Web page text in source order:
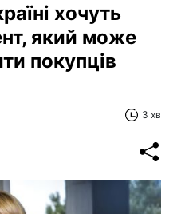
хочуть
який може
покупців
3 хв